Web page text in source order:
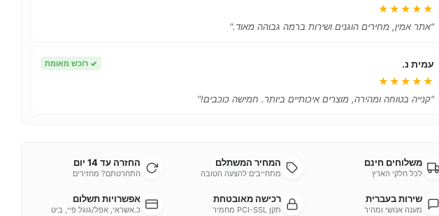
★★★★★
"אתר אמין, מחירים הוגנים ושירות ברמה גבוהה מאוד."
עמית נ. ✓ רוכש מאומת
★★★★★
"קנייה בטוחה ומהירה, מוצרים איכותיים ביותר. חמישה כוכבים!"
משלוחים חינם
לכל חלקי הארץ
המחיר המשתלם
מתחייבים להצעה הטובה
החזרה עד 14 יום
התחרטתם? מחזירים
שירות בעברית
מענה אנושי ומהיר
רכישה מאובטחת
תקן PCI-SSL מחמיר
אפשרויות תשלום
כ.אשראי, אפל/גוגל פיי, ביט